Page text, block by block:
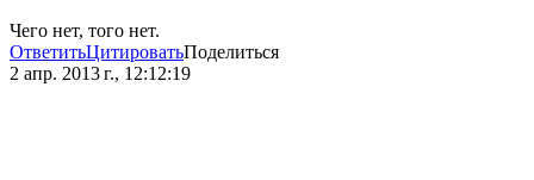
Чего нет, того нет.
ОтветитьЦитироватьПоделиться
2 апр. 2013 г., 12:12:19